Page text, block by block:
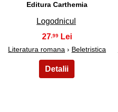
Editura Carthemia
Logodnicul
27,99
Literatura romana› Beletristica